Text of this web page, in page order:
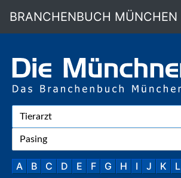
BRANCHENBUCH MÜNCHEN
A B C D E F G H I J K L